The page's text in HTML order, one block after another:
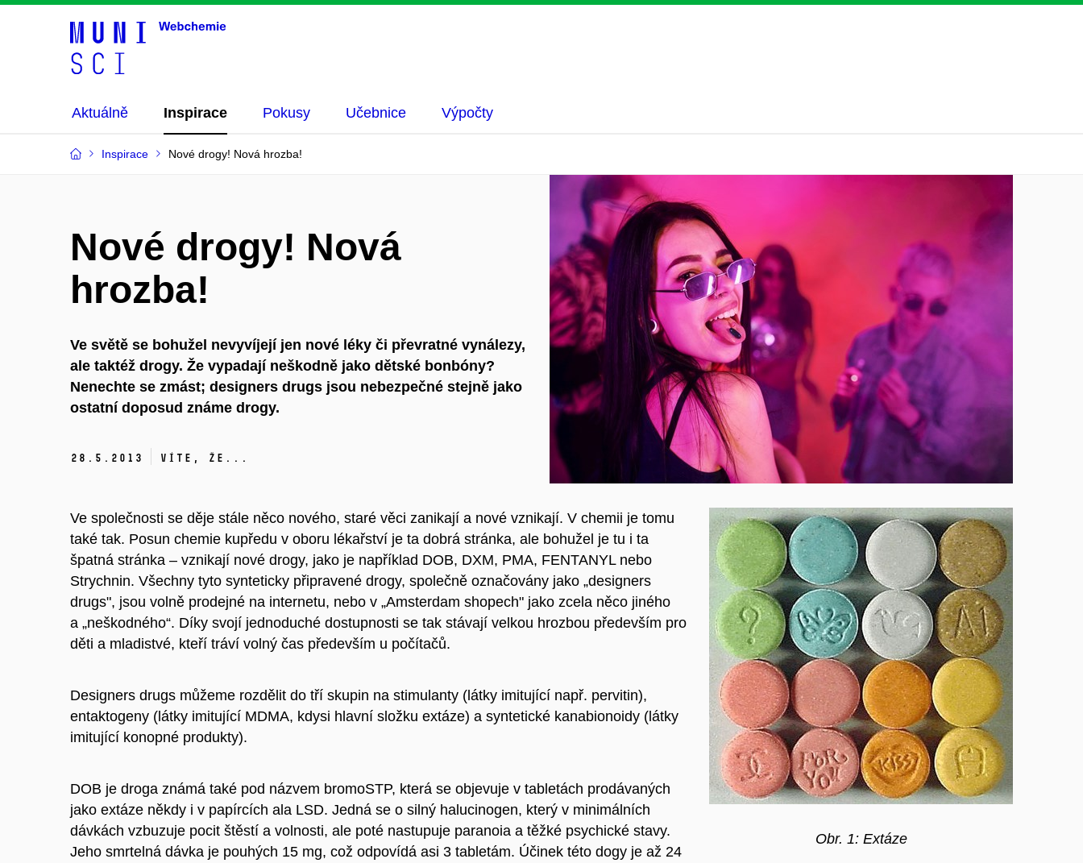
Aktuálně Inspirace Pokusy Učebnice Výpočty
Inspirace Nové drogy! Nová hrozba!
Nové drogy! Nová
hrozba!
Ve světě se bohužel nevyvíjejí jen nové léky či převratné vynálezy,
ale taktéž drogy. Že vypadají neškodně jako dětské bonbóny?
Nenechte se zmást; designers drugs jsou nebezpečné stejně jako
ostatní doposud známe drogy.
28. 5. 2013 Víte, že...
Ve společnosti se děje stále něco nového, staré věci zanikají a nové vznikají. V chemii je tomu
také tak. Posun chemie kupředu v oboru lékařství je ta dobrá stránka, ale bohužel je tu i ta
špatná stránka – vznikají nové drogy, jako je například DOB, DXM, PMA, FENTANYL nebo
Strychnin. Všechny tyto synteticky připravené drogy, společně označovány jako „designers
drugs", jsou volně prodejné na internetu, nebo v „Amsterdam shopech" jako zcela něco jiného
a „neškodného“. Díky svojí jednoduché dostupnosti se tak stávají velkou hrozbou především pro
děti a mladistvé, kteří tráví volný čas především u počítačů.
Designers drugs můžeme rozdělit do tří skupin na stimulanty (látky imitující např. pervitin),
entaktogeny (látky imitující MDMA, kdysi hlavní složku extáze) a syntetické kanabionoidy (látky
imitující konopné produkty).
DOB je droga známá také pod názvem bromoSTP, která se objevuje v tabletách prodávaných
jako extáze někdy i v papírcích ala LSD. Jedná se o silný halucinogen, který v minimálních
dávkách vzbuzuje pocit štěstí a volnosti, ale poté nastupuje paranoia a těžké psychické stavy.
Jeho smrtelná dávka je pouhých 15 mg, což odpovídá asi 3 tabletám. Účinek této dogy je až 24
Obr. 1: Extáze